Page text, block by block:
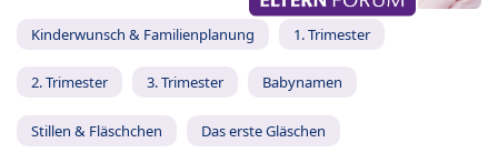
Kinderwunsch & Familienplanung 1. Trimester
2. Trimester 3. Trimester Babynamen
Stillen & Fläschchen Das erste Gläschen